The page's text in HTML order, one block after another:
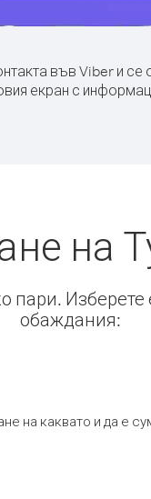
във Viber и се
екран с
на
пари.
обаждания:
на каквато и да е